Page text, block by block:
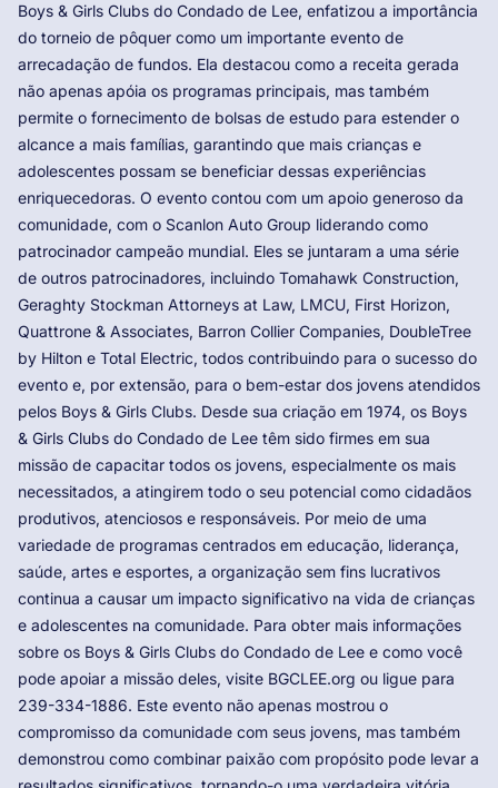
Boys & Girls Clubs do Condado de Lee, enfatizou a importância
do torneio de pôquer como um importante evento de
arrecadação de fundos. Ela destacou como a receita gerada
não apenas apóia os programas principais, mas também
permite o fornecimento de bolsas de estudo para estender o
alcance a mais famílias, garantindo que mais crianças e
adolescentes possam se beneficiar dessas experiências
enriquecedoras. O evento contou com um apoio generoso da
comunidade, com o Scanlon Auto Group liderando como
patrocinador campeão mundial. Eles se juntaram a uma série
de outros patrocinadores, incluindo Tomahawk Construction,
Geraghty Stockman Attorneys at Law, LMCU, First Horizon,
Quattrone & Associates, Barron Collier Companies, DoubleTree
by Hilton e Total Electric, todos contribuindo para o sucesso do
evento e, por extensão, para o bem-estar dos jovens atendidos
pelos Boys & Girls Clubs. Desde sua criação em 1974, os Boys
& Girls Clubs do Condado de Lee têm sido firmes em sua
missão de capacitar todos os jovens, especialmente os mais
necessitados, a atingirem todo o seu potencial como cidadãos
produtivos, atenciosos e responsáveis. Por meio de uma
variedade de programas centrados em educação, liderança,
saúde, artes e esportes, a organização sem fins lucrativos
continua a causar um impacto significativo na vida de crianças
e adolescentes na comunidade. Para obter mais informações
sobre os Boys & Girls Clubs do Condado de Lee e como você
pode apoiar a missão deles, visite BGCLEE.org ou ligue para
239-334-1886. Este evento não apenas mostrou o
compromisso da comunidade com seus jovens, mas também
demonstrou como combinar paixão com propósito pode levar a